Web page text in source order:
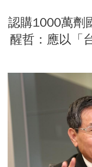
認購1000萬劑
醒哲：應以「